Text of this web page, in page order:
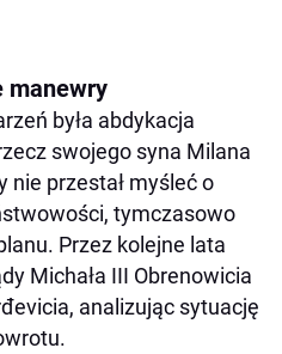
manewry
była abdykacja
swojego syna Milana
nie przestał myśleć o
tymczasowo
Przez kolejne lata
Michała III Obrenowicia
analizując sytuację